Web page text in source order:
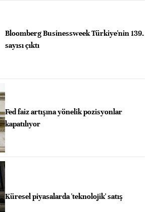
Bloomberg Businessweek Türkiye'nin 139.
sayısı çıktı
Fed faiz artışına yönelik pozisyonlar
kapatılıyor
Küresel piyasalarda 'teknolojik' satış